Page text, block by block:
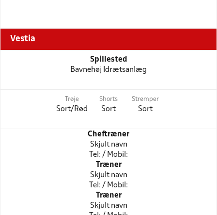
Vestia
Spillested
Bavnehøj Idrætsanlæg
Trøje
Sort/Rød
Shorts
Sort
Strømper
Sort
Cheftræner
Skjult navn
Tel: / Mobil:
Træner
Skjult navn
Tel: / Mobil:
Træner
Skjult navn